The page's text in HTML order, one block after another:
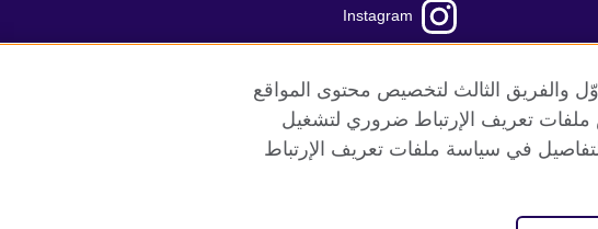
Instagram
والفريق الثالث لتخصيص محتوى المواقع
ملفات تعريف الإرتباط ضروري لتشغيل
في سياسة ملفات تعريف الإرتباط